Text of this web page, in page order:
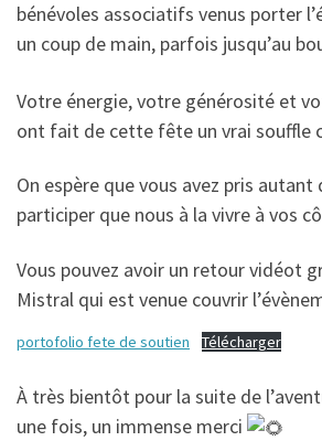
bénévoles associatifs venus porter
un coup de main, parfois jusqu’au
Votre énergie, votre générosité et
ont fait de cette fête un vrai souffle
On espère que vous avez pris autant
participer que nous à la vivre à vos
Vous pouvez avoir un retour vidéot
Mistral qui est venue couvrir
portofolio fete de soutien Télécharger
À très bientôt pour la suite de
une fois, un immense merci